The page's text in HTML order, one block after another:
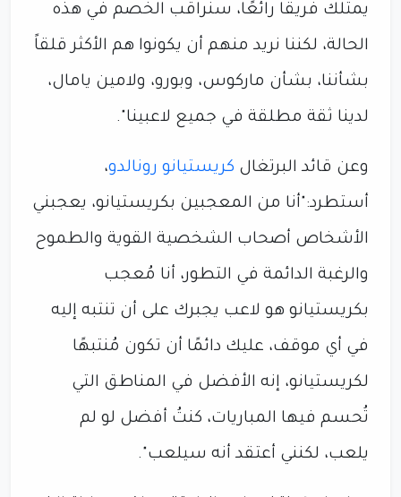
يمتلك فريقًا رائعًا، سنراقب الخصم في هذه
الحالة، لكننا نريد منهم أن يكونوا هم الأكثر قلقاً
بشأننا، بشأن ماركوس، وبورو، ولامين يامال،
لدينا ثقة مطلقة في جميع لاعبينا".
وعن قائد البرتغال كريستيانو رونالدو،
أستطرد:"أنا من المعجبين بكريستيانو، يعجبني
الأشخاص أصحاب الشخصية القوية والطموح
والرغبة الدائمة في التطور، أنا مُعجب
بكريستيانو هو لاعب يجبرك على أن تنتبه إليه
في أي موقف، عليك دائمًا أن تكون مُنتبهًا
لكريستيانو، إنه الأفضل في المناطق التي
تُحسم فيها المباريات، كنتُ أفضل لو لم
يلعب، لكنني أعتقد أنه سيلعب".